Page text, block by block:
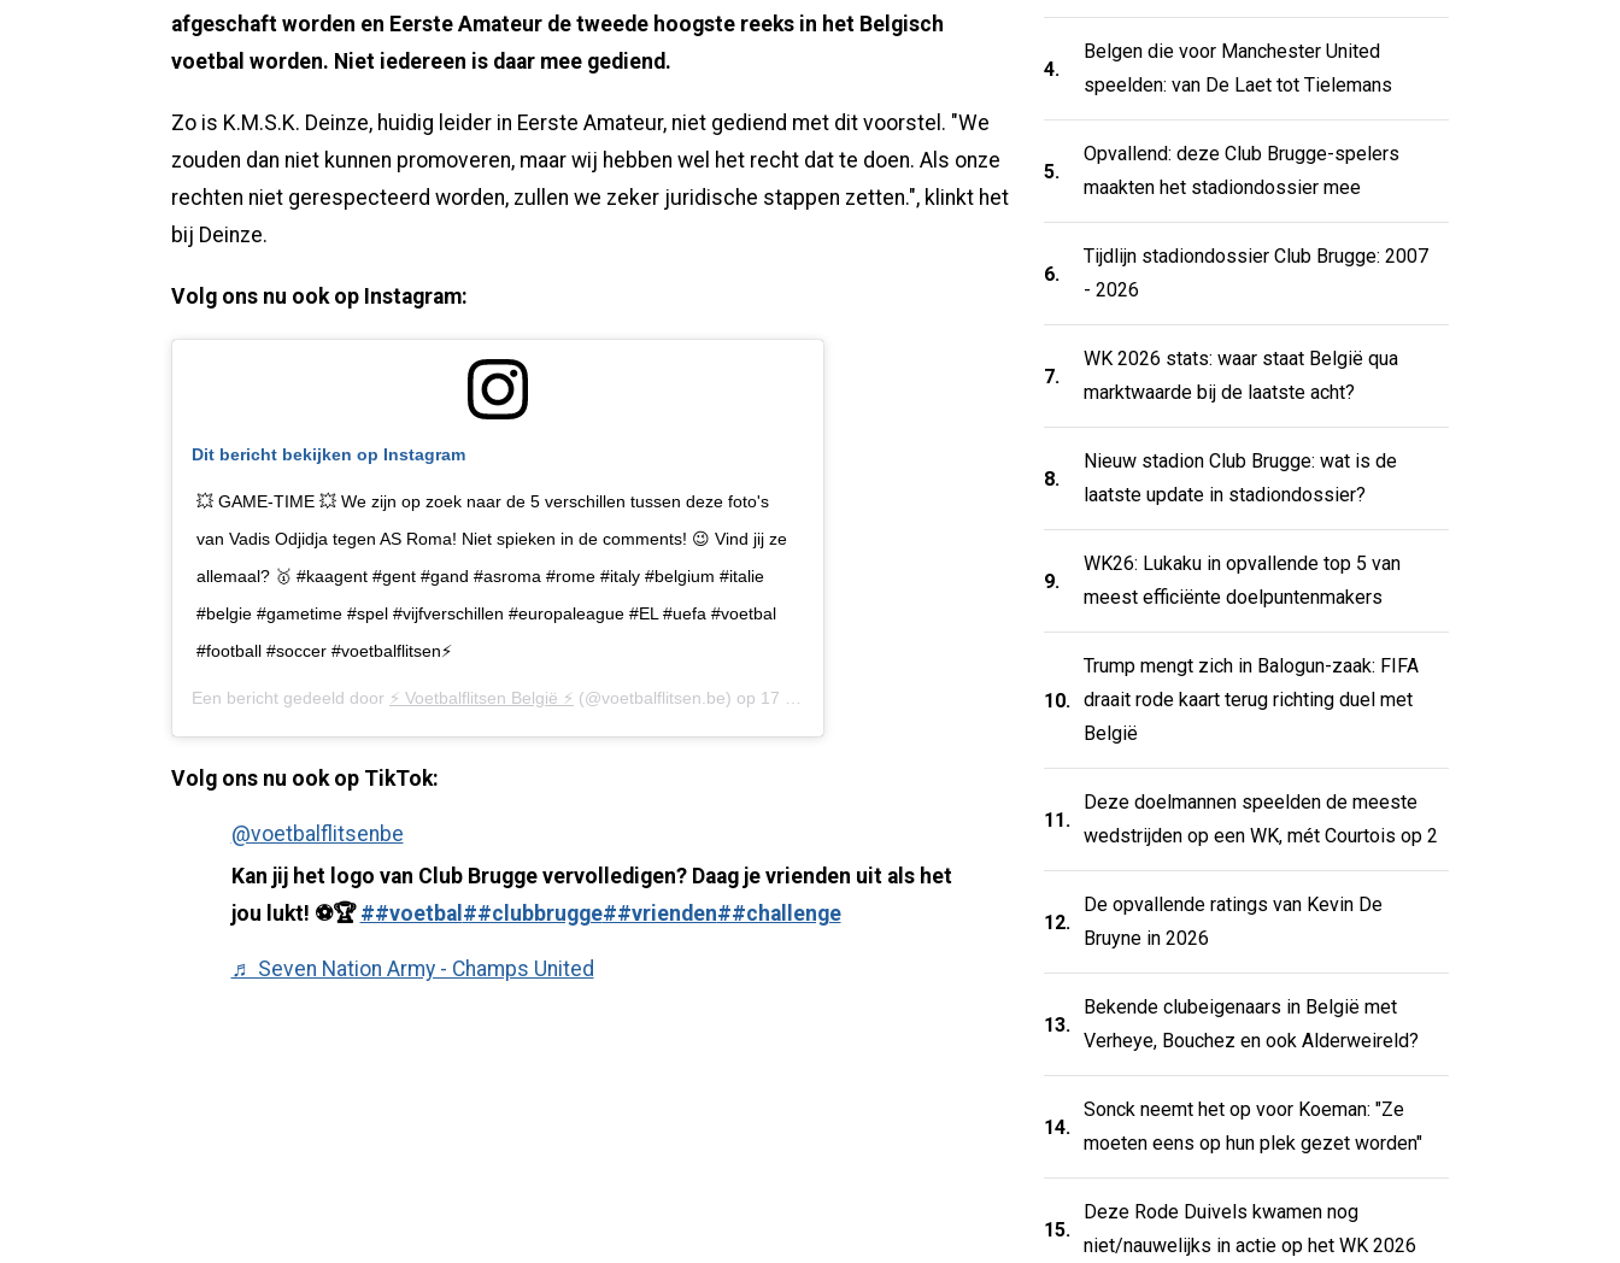
afgeschaft worden en Eerste Amateur de tweede hoogste reeks in het Belgisch
voetbal worden. Niet iedereen is daar mee gediend.
Zo is K.M.S.K. Deinze, huidig leider in Eerste Amateur, niet gediend met dit voorstel. "We
zouden dan niet kunnen promoveren, maar wij hebben wel het recht dat te doen. Als onze
rechten niet gerespecteerd worden, zullen we zeker juridische stappen zetten.", klinkt het
bij Deinze.
Volg ons nu ook op Instagram:
Dit bericht bekijken op Instagram
💥 GAME-TIME 💥 We zijn op zoek naar de 5 verschillen tussen deze foto's
van Vadis Odjidja tegen AS Roma! Niet spieken in de comments! 😉 Vind jij ze
allemaal? 🥇 #kaagent #gent #gand #asroma #rome #italy #belgium #italie
#belgie #gametime #spel #vijfverschillen #europaleague #EL #uefa #voetbal
#football #soccer #voetbalflitsen⚡️
Een bericht gedeeld door ⚡️ Voetbalflitsen België ⚡️ (@voetbalflitsen.be) op 17 Mrt 2020 om 2:22 (PDT)
Volg ons nu ook op TikTok:
@voetbalflitsenbe
Kan jij het logo van Club Brugge vervolledigen? Daag je vrienden uit als het
jou lukt! ⚽️🏆 ##voetbal ##clubbrugge##vrienden##challenge
♬ Seven Nation Army - Champs United
4.
Belgen die voor Manchester United
speelden: van De Laet tot Tielemans
5.
Opvallend: deze Club Brugge-spelers
maakten het stadiondossier mee
6.
Tijdlijn stadiondossier Club Brugge: 2007
- 2026
7.
WK 2026 stats: waar staat België qua
marktwaarde bij de laatste acht?
8.
Nieuw stadion Club Brugge: wat is de
laatste update in stadiondossier?
9.
WK26: Lukaku in opvallende top 5 van
meest efficiënte doelpuntenmakers
10.
Trump mengt zich in Balogun-zaak: FIFA
draait rode kaart terug richting duel met
België
11.
Deze doelmannen speelden de meeste
wedstrijden op een WK, mét Courtois op 2
12.
De opvallende ratings van Kevin De
Bruyne in 2026
13.
Bekende clubeigenaars in België met
Verheye, Bouchez en ook Alderweireld?
14.
Sonck neemt het op voor Koeman: "Ze
moeten eens op hun plek gezet worden"
15.
Deze Rode Duivels kwamen nog
niet/nauwelijks in actie op het WK 2026